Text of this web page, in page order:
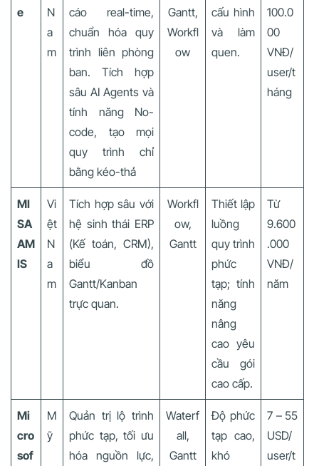
e
N
a
m
cáo real-time,
chuẩn hóa quy
trình liên phòng
ban. Tích hợp
sâu AI Agents và
tính năng No-
code, tạo mọi
quy trình chỉ
bằng kéo-thả
Gantt,
Workfl
ow
cấu hình
và làm
quen.
100.0
00
VNĐ/
user/t
háng
MI
SA
AM
IS
Vi
ệt
N
a
m
Tích hợp sâu với
hệ sinh thái ERP
(Kế toán, CRM),
biểu đồ
Gantt/Kanban
trực quan.
Workfl
ow,
Gantt
Thiết lập
luồng
quy trình
phức
tạp; tính
năng
nâng
cao yêu
cầu gói
cao cấp.
Từ
9.600
.000
VNĐ/
năm
Mi
cro
sof
M
ỹ
Quản trị lộ trình
phức tạp, tối ưu
hóa nguồn lực,
Waterf
all,
Gantt
Độ phức
tạp cao,
khó
7 – 55
USD/
user/t